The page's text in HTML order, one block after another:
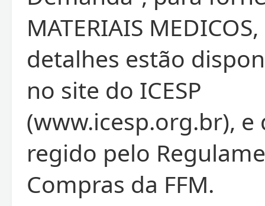
MATERIAIS
detalhes estão
no site do ICESP
(www.icesp.org.br), e
regido pelo
Compras da FFM.